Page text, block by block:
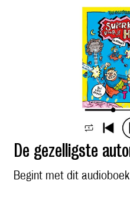
De gezelligste
Begint met dit